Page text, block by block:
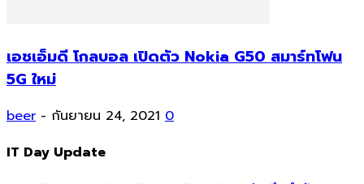
เอชเอ็มดี โกลบอล เปิดตัว Nokia G50 สมาร์ทโฟน
5G ใหม่
beer - กันยายน 24, 2021 0
IT Day Update